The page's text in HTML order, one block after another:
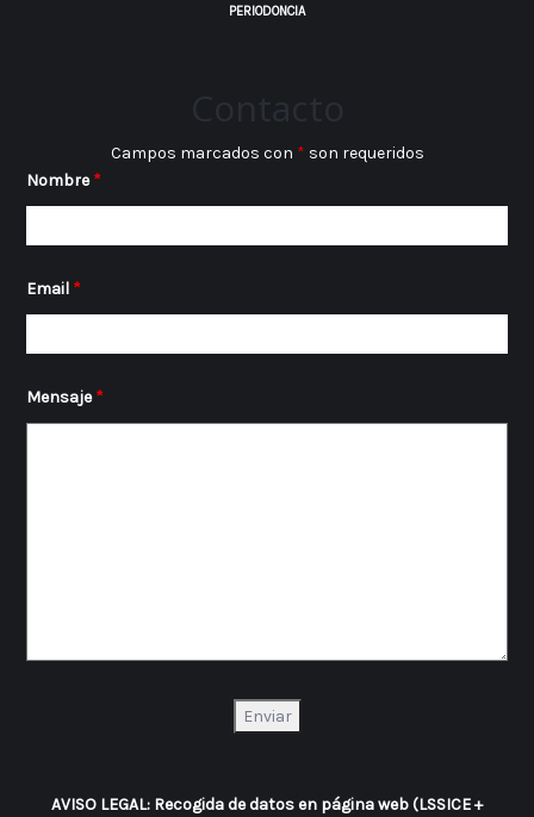
PERIODONCIA
Campos marcados con * son requeridos
Nombre*
Email *
Mensaje*
AVISO LEGAL: Recogida de datos en página web (LSSICE +